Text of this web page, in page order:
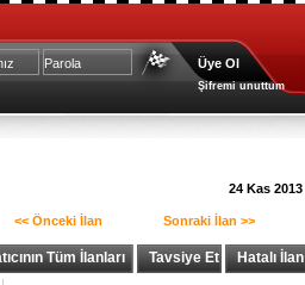
Üye Ol
Şifremi unuttum
24 Kas 2013
Sonraki İlan >>
<< Önceki İlan
Tüm İlanları Tavsiye Et Hatalı İlan